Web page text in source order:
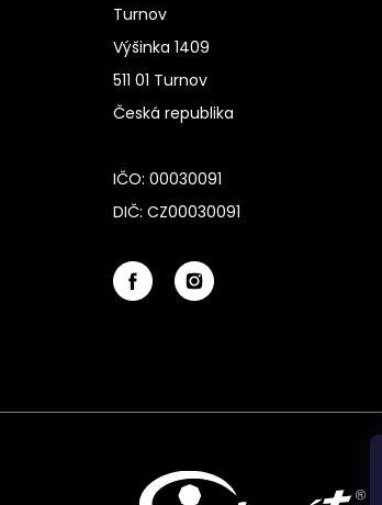
Turnov
Výšinka 1409
511 01 Turnov
Česká republika
IČO: 00030091
DIČ: CZ00030091